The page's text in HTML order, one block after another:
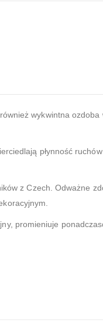
wykwintna
płynność
z Czech. Odważne
promieniuje